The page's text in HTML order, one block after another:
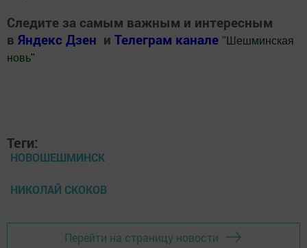
Следите за самым важным и интересным
в Яндекс Дзен и Телеграм канале " Шешминская
новь"
Теги:
НОВОШЕШМИНСК
НИКОЛАЙ СКОКОВ
Перейти на страницу новости